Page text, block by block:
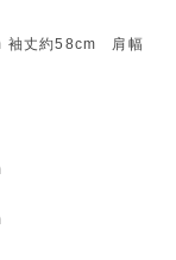
袖丈約58cm 肩幅